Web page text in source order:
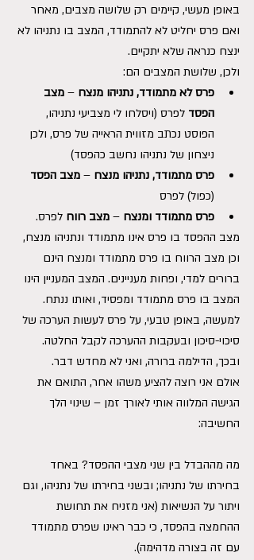
באופן מעשי, קיימים רק שלושה מצבים, מאחר
ואם פרס יחליט לא להתמודד, המצב בו נתניהו לא
ינצח כנראה שלא יתקיים.
ולכן, שלושת המצבים הם:
פרס לא מתמודד, נתניהו מנצח – מצב
הפסד לפרס (ויסלחו לי מצביעי נתניהו,
הפוסט נכתב מזווית הראייה של פרס, ולכן
ניצחון של נתניהו נחשב כהפסד)
פרס מתמודד, נתניהו מנצח – מצב הפסד
(כפול) לפרס
פרס מתמודד ומנצח – מצב רווח לפרס.
מצב ההפסד בו פרס אינו מתמודד ונתניהו מנצח,
וכן מצב הרווח בו פרס מתמודד ומנצח הינם
ברורים למדי, ופחות מעניינים. המצב המעניין הינו
המצב בו פרס מתמודד ומפסיד, ואותו ננתח.
למעשה, באופן טבעי, על פרס לעשות הערכה של
סיכוי-סיכון ובעקבות ההערכה לקבל החלטה.
ובכך, הדילמה ברורה, ואני לא מחדש דבר.
אולם אני רוצה להציע משהו אחר, התואם את
הגישה המלווה אותי לאורך זמן – שינוי הלך
החשיבה:
מה מההבדל בין שני מצבי ההפסד? באחד
בחירתו של נתניהו; ובשני בחירתו של נתניהו, וגם
ויתור על הנשיאות (אני מזניח את תחושת
ההחמצה בהפסד, כי כבר ראינו שפרס מתמודד
עם זה בצורה מדהימה).